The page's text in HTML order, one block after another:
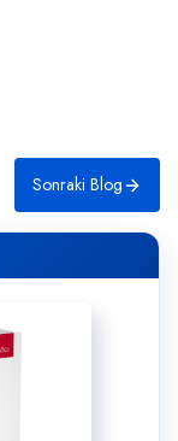
Sonraki Blog